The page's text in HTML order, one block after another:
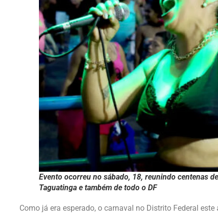
Evento ocorreu no sábado, 18, reunindo centenas
Taguatinga e também de todo o DF
Como já era esperado, o carnaval no Distrito Federal